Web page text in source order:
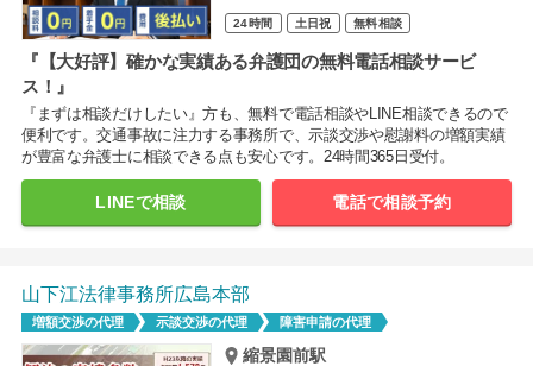
24時間 土日祝 無料相談
『【大好評】確かな実績ある弁護団の無料電話相談サービ
ス！』
『まずは相談だけしたい』方も、無料で電話相談やLINE相談できるので
便利です。交通事故に注力する事務所で、示談交渉や慰謝料の増額実績
が豊富な弁護士に相談できる点も安心です。24時間365日受付。
LINEで相談 電話で相談予約
山下江法律事務所広島本部
増額交渉の代理 示談交渉の代理 障害申請の代理
縮景園前駅